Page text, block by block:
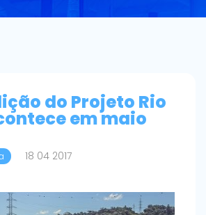
do Projeto Rio
em maio
18 04 2017